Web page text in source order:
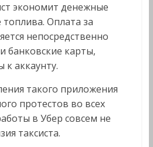
экономит денежные
топлива. Оплата за
непосредственно
банковские карты,
к аккаунту.
такого приложения
протестов во всех
в Убер совсем не
таксиста.